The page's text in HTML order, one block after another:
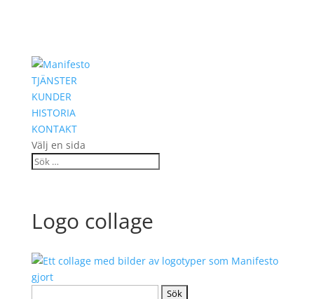
TJÄNSTER
KUNDER
HISTORIA
KONTAKT
Välj en sida
Logo collage